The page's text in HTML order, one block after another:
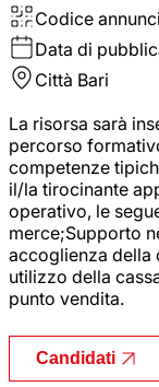
Codice
Data di
Città Bari
La risorsa sarà
percorso
competenze
il/la tirocinante
operativo, le
merce;Supporto
accoglienza della
utilizzo della
punto vendita.
Candidati